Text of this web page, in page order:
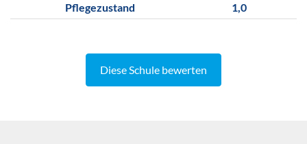
Pflegezustand
1,0
Diese Schule bewerten